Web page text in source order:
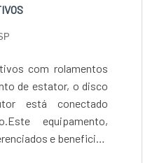
com rolamentos
de estator, o disco
está conectado
equipamento,
e beneficios
simples, Dimensões